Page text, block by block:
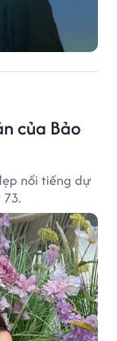
của Bảo
nổi tiếng dự